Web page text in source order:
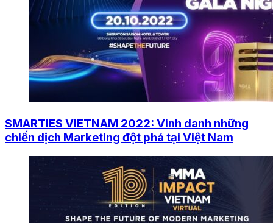
SMARTIES VIETNAM 2022: Vinh danh những
chiến dịch Marketing đột phá tại Việt Nam